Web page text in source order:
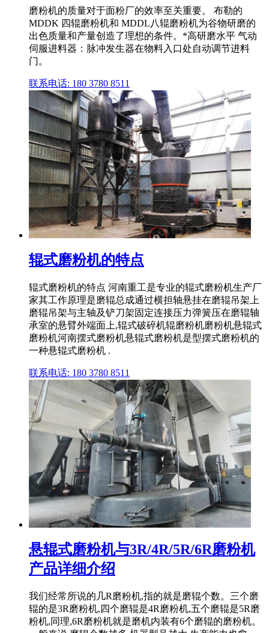
磨粉机的质量对于面粉厂的效率至关重要。 布勒的
MDDK 四辊磨粉机和 MDDL八辊磨粉机为谷物研磨的
出色质量和产量创造了理想的条件。*高研磨水平 气动
伺服进料器：脉冲发生器在物料入口处自动调节进料
门。
联系电话: 180 3780 8511
辊式磨粉机的特点
辊式磨粉机的特点 河南重工是专业的辊式磨粉机生产厂
家其工作原理是磨辊总成通过横担轴悬挂在磨辊吊架上
磨辊吊架与主轴及铲刀架固定连接压力弹簧压在磨辊轴
承室的悬臂外端面上,辊式破碎机辊磨粉机磨粉机悬辊式
磨粉机河南摆式磨粉机悬辊式磨粉机是型摆式磨粉机的
一种悬辊式磨粉机 .
联系电话: 180 3780 8511
悬辊式磨粉机与3R/4R/5R/6R磨粉机
产品详细介绍
我们经常所说的几R磨粉机,指的就是磨辊个数。三个磨
辊的是3R磨粉机,四个磨辊是4R磨粉机,五个磨辊是5R磨
粉机,同理,6R磨粉机就是磨机内装有6个磨辊的磨粉机。